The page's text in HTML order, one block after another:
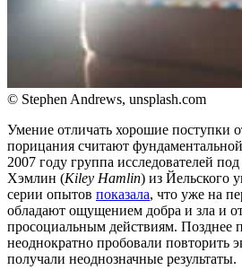
© Stephen Andrews, unsplash.com
Умение отличать хорошие поступки
порицания считают
2007 году группа исследователей
Хэмлин (Kiley Hamlin) из Йельского
серии опытов показала, что уже на
обладают ощущением добра и зла и
просоциальным действиям. Позднее
неоднократно пробовали повторить
получали неоднозначные результаты.